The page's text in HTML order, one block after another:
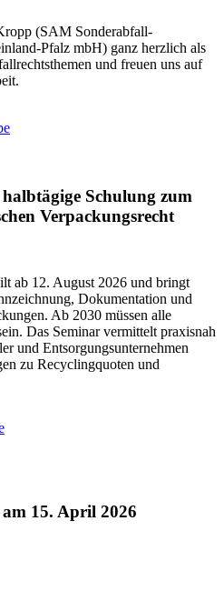
(SAM Sonderabfall-
Pfalz mbH) ganz herzlich als
und freuen uns auf
Schulung zum
Verpackungsrecht
ab 12. August 2026 und bringt
Dokumentation und
Ab 2030 müssen alle
Das Seminar vermittelt praxisnah
und Entsorgungsunternehmen
zu Recyclingquoten und
15. April 2026